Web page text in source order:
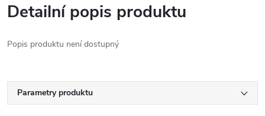
Detailní popis produktu
Popis produktu není dostupný
Parametry produktu